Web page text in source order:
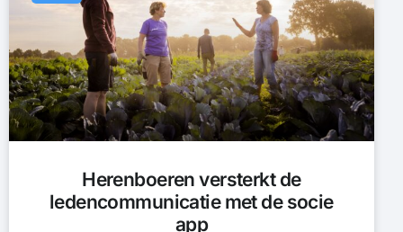
Herenboeren versterkt de
ledencommunicatie met de socie
app